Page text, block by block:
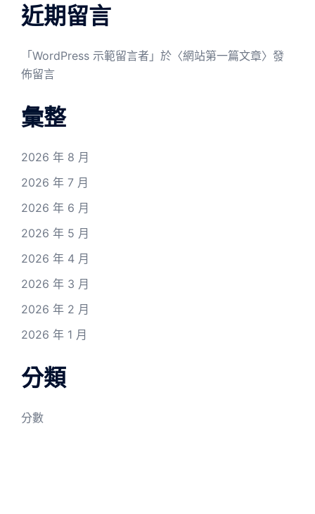
近期留言
「 WordPress 示範留言者 」於〈網站第一篇文章〉發
佈留言
彙整
2026 年 8 月
2026 年 7 月
2026 年 6 月
2026 年 5 月
2026 年 4 月
2026 年 3 月
2026 年 2 月
2026 年 1 月
分類
分數